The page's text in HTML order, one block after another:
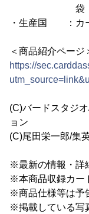
袋：
・生産国 ：カ
＜商品紹介ページ
https://
(C)バードスタジ
ョン
(C)尾田栄一郎/集
※最新の情報・詳
※本商品収録カー
※商品仕様等は予
※掲載している写